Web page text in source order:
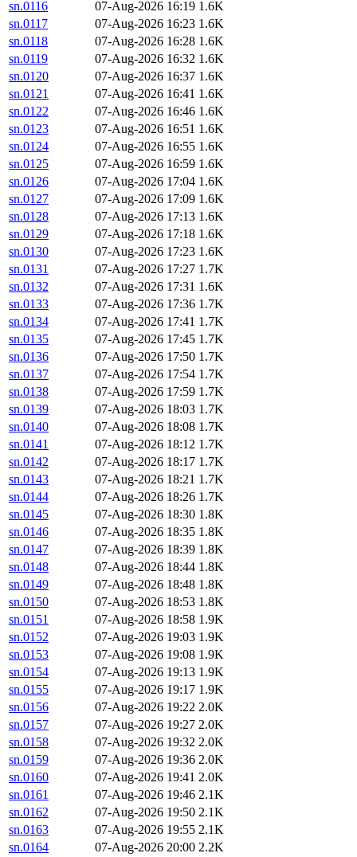
sn.0116 07-Aug-2026 16:19 1.6K
sn.0117
07-Aug-2026 16:23 1.6K
sn.0118
07-Aug-2026 16:28 1.6K
sn.0119
07-Aug-2026 16:32 1.6K
sn.0120
07-Aug-2026 16:37 1.6K
sn.0121
07-Aug-2026 16:41 1.6K
sn.0122
07-Aug-2026 16:46 1.6K
sn.0123
07-Aug-2026 16:51 1.6K
sn.0124
07-Aug-2026 16:55 1.6K
sn.0125
07-Aug-2026 16:59 1.6K
sn.0126
07-Aug-2026 17:04 1.6K
sn.0127
07-Aug-2026 17:09 1.6K
sn.0128
07-Aug-2026 17:13 1.6K
sn.0129
07-Aug-2026 17:18 1.6K
sn.0130
07-Aug-2026 17:23 1.6K
sn.0131
07-Aug-2026 17:27 1.7K
sn.0132
07-Aug-2026 17:31 1.6K
sn.0133
07-Aug-2026 17:36 1.7K
sn.0134
07-Aug-2026 17:41 1.7K
sn.0135
07-Aug-2026 17:45 1.7K
sn.0136
07-Aug-2026 17:50 1.7K
sn.0137
07-Aug-2026 17:54 1.7K
sn.0138
07-Aug-2026 17:59 1.7K
sn.0139
07-Aug-2026 18:03 1.7K
sn.0140
07-Aug-2026 18:08 1.7K
sn.0141
07-Aug-2026 18:12 1.7K
sn.0142
07-Aug-2026 18:17 1.7K
sn.0143
07-Aug-2026 18:21 1.7K
sn.0144
07-Aug-2026 18:26 1.7K
sn.0145
07-Aug-2026 18:30 1.8K
sn.0146
07-Aug-2026 18:35 1.8K
sn.0147
07-Aug-2026 18:39 1.8K
sn.0148
07-Aug-2026 18:44 1.8K
sn.0149
07-Aug-2026 18:48 1.8K
sn.0150
07-Aug-2026 18:53 1.8K
sn.0151
07-Aug-2026 18:58 1.9K
sn.0152
07-Aug-2026 19:03 1.9K
sn.0153
07-Aug-2026 19:08 1.9K
sn.0154
07-Aug-2026 19:13 1.9K
sn.0155
07-Aug-2026 19:17 1.9K
sn.0156
07-Aug-2026 19:22 2.0K
sn.0157
07-Aug-2026 19:27 2.0K
sn.0158
07-Aug-2026 19:32 2.0K
sn.0159
07-Aug-2026 19:36 2.0K
sn.0160
07-Aug-2026 19:41 2.0K
sn.0161
07-Aug-2026 19:46 2.1K
sn.0162
07-Aug-2026 19:50 2.1K
sn.0163
07-Aug-2026 19:55 2.1K
sn.0164
07-Aug-2026 20:00 2.2K